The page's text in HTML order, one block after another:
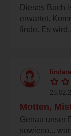
Dieses Buch
erwartet.
finde. Es
Motten,
Genau unser
sowieso...